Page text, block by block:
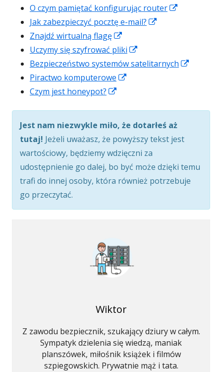
oknie
się
w
nowym
oknie
otwiera
się
oknie
O czym pamiętać konfigurując router
nowym
Jak zabezpieczyć pocztę e-mail?
w
Znajdź wirtualną flagę
otwiera
się
w
Uczymy się szyfrować pliki
otwiera
Bezpieczeństwo systemów satelitarnych
Piractwo komputerowe
oknie
Czym jest honeypot?
w
nowym
oknie
Jest nam niezwykle miło, że dotarłeś aż
tutaj! Jeżeli uważasz, że powyższy tekst jest
wartościowy, będziemy wdzięczni za
udostępnienie go dalej, bo być może dzięki temu
trafi do innej osoby, która również potrzebuje
go przeczytać.
Wiktor
Z zawodu bezpiecznik, szukający dziury w całym.
Sympatyk dzielenia się wiedzą, maniak
planszówek, miłośnik książek i filmów
szpiegowskich. Prywatnie mąż i tata.